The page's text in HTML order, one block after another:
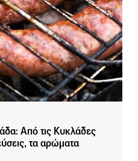
Από τις Κυκλάδες
τα αρώματα